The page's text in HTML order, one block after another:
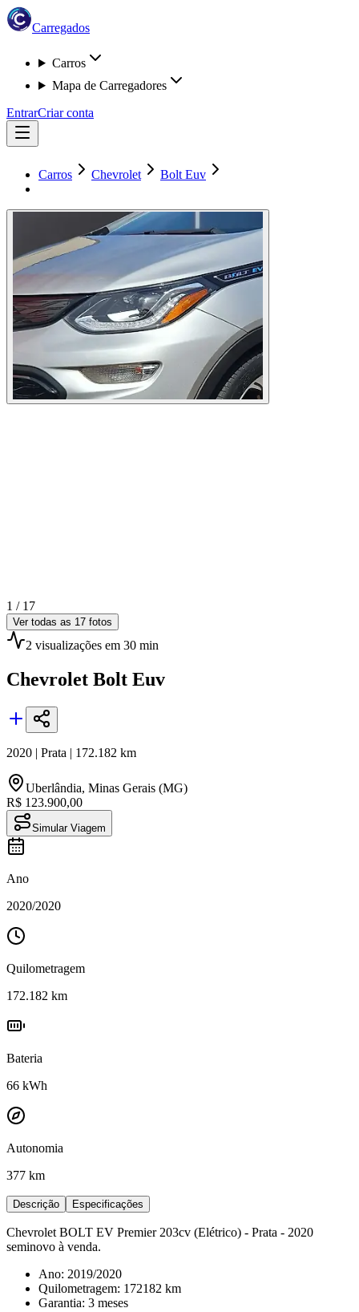
Carregados
Carros
Mapa de Carregadores
EntrarCriar conta
Carros Chevrolet Bolt Euv
1 / 17
Ver todas as 17 fotos
2 visualizações em 30 min
Chevrolet Bolt Euv
2020 | Prata | 172.182 km
Uberlândia, Minas Gerais (MG)
R$ 123.900,00
Simular Viagem
Ano
2020/2020
Quilometragem
172.182 km
Bateria
66 kWh
Autonomia
377 km
Descrição Especificações
Chevrolet BOLT EV Premier 203cv (Elétrico) - Prata - 2020
seminovo à venda.
Ano: 2019/2020
Quilometragem: 172182 km
Garantia: 3 meses